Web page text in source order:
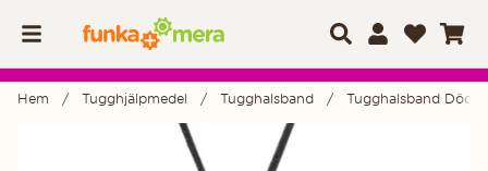
Hem Tugghjälpmedel Tugghalsband Tugghalsband